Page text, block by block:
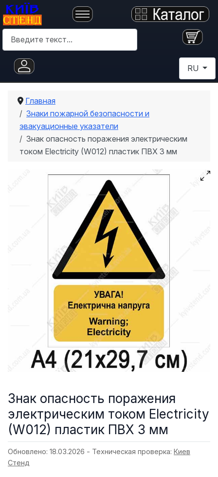
Поиск
RU
Главная
Знаки пожарной безопасности и
эвакуационные указатели
Знак опасность поражения электрическим
током Electricity (W012) пластик ПВХ 3 мм
Знак опасность поражения
электрическим током Electricity
(W012) пластик ПВХ 3 мм
Обновлено: 18.03.2026 - Техническая проверка: Киев
Стенд